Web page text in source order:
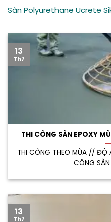
Sàn Polyurethane Ucrete
THI CÔNG SÀN EPOXY
THI CÔNG THEO MÙA //
CÔNG SÀN
13
Th7
13
Th7